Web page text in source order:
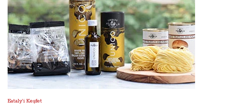
Eataly’i Keşfet